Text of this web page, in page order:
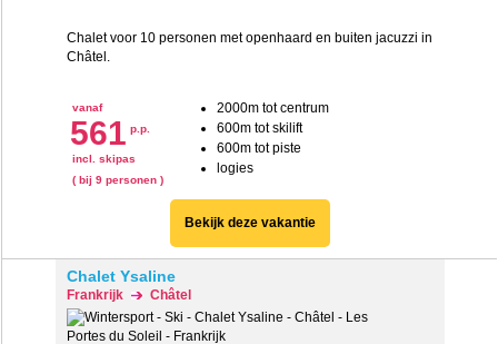
Chalet voor 10 personen met openhaard en buiten jacuzzi in
Châtel.
vanaf
561 p.p.
incl. skipas
( bij 9 personen )
2000m tot centrum
600m tot skilift
600m tot piste
logies
Bekijk deze vakantie
Chalet Ysaline
Frankrijk Châtel